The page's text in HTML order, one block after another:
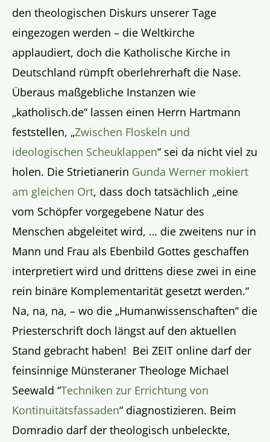
den theologischen Diskurs unserer Tage
eingezogen werden – die Weltkirche
applaudiert, doch die Katholische Kirche in
Deutschland rümpft oberlehrerhaft die Nase.
Überaus maßgebliche Instanzen wie
„katholisch.de“ lassen einen Herrn Hartmann
feststellen, „Zwischen Floskeln und
ideologischen Scheuklappen“ sei da nicht viel zu
holen. Die Strietianerin Gunda Werner mokiert
am gleichen Ort, dass doch tatsächlich „eine
vom Schöpfer vorgegebene Natur des
Menschen abgeleitet wird, … die zweitens nur in
Mann und Frau als Ebenbild Gottes geschaffen
interpretiert wird und drittens diese zwei in eine
rein binäre Komplementarität gesetzt werden.“
Na, na, na, – wo die „Humanwissenschaften“ die
Priesterschrift doch längst auf den aktuellen
Stand gebracht haben! Bei ZEIT online darf der
feinsinnige Münsteraner Theologe Michael
Seewald “Techniken zur Errichtung von
Kontinuitätsfassaden“ diagnostizieren. Beim
Domradio darf der theologisch unbeleckte,